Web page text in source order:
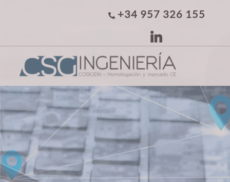
+34 957 326 155